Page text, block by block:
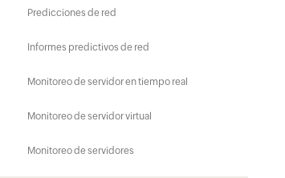
Predicciones de red
Informes predictivos de red
Monitoreo de servidor en tiempo real
Monitoreo de servidor virtual
Monitoreo de servidores